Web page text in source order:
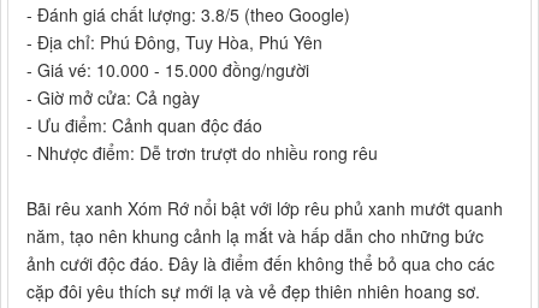
- Đánh giá chất lượng: 3.8/5 (theo Google)
- Địa chỉ: Phú Đông, Tuy Hòa, Phú Yên
- Giá vé: 10.000 - 15.000 đồng/người
- Giờ mở cửa: Cả ngày
- Ưu điểm: Cảnh quan độc đáo
- Nhược điểm: Dễ trơn trượt do nhiều rong rêu
Bãi rêu xanh Xóm Rớ nổi bật với lớp rêu phủ xanh mướt quanh
năm, tạo nên khung cảnh lạ mắt và hấp dẫn cho những bức
ảnh cưới độc đáo. Đây là điểm đến không thể bỏ qua cho các
cặp đôi yêu thích sự mới lạ và vẻ đẹp thiên nhiên hoang sơ.